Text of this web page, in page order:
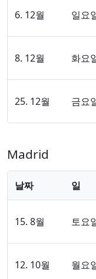
6. 12월 일요
8. 12월 화요
25. 12월 금요
Madrid
날짜 일
15. 8월 토요
12. 10월 월요